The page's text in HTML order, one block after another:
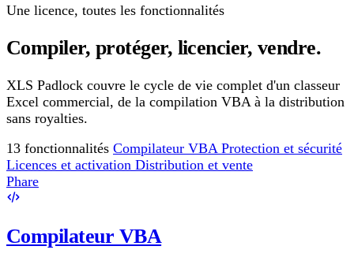
Une licence, toutes les fonctionnalités
Compiler, protéger, licencier, vendre.
XLS Padlock couvre le cycle de vie complet d'un classeur
Excel commercial, de la compilation VBA à la distribution
sans royalties.
13 fonctionnalités Compilateur VBA Protection et sécurité
Licences et activation Distribution et vente
Phare
Compilateur VBA